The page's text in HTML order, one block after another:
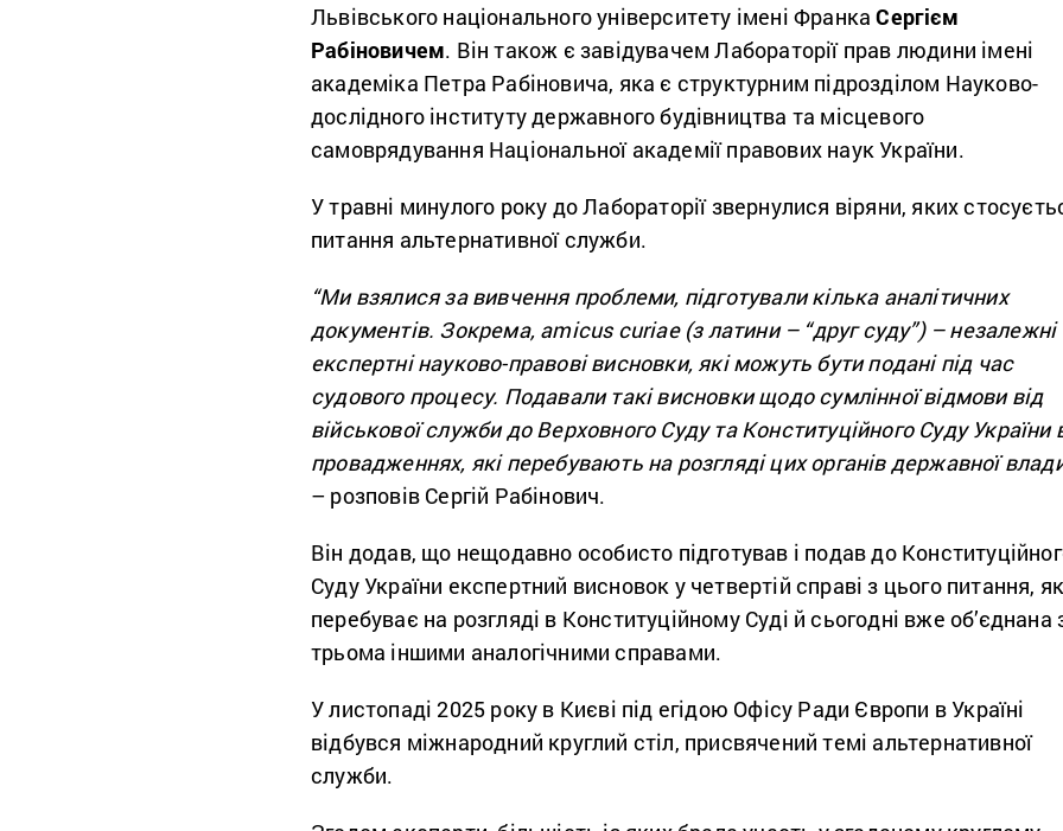
Львівського національного університету імені ФранкаСергієм
Рабіновичем. Він також є завідувачем Лабораторії прав людини імені
академіка Петра Рабіновича, яка є структурним підрозділом Науково-
дослідного інституту державного будівництва та місцевого
самоврядування Національної академії правових наук України.
У травні минулого року до Лабораторії звернулися віряни, яких
питання альтернативної служби.
“Ми взялися за вивчення проблеми, підготували кілька аналітичних
документів. Зокрема, amicus curiae (з латини – “друг суду”) – незалежні
експертні науково-правові висновки, які можуть бути подані під час
судового процесу. Подавали такі висновки щодо сумлінної відмови від
військової служби до Верховного Суду та Конституційного Суду України
провадженнях, які перебувають на розгляді цих органів державної
– розповів Сергій Рабінович.
Він додав, що нещодавно особисто підготував і подав до
Суду України експертний висновок у четвертій справі з цього питання,
перебуває на розгляді в Конституційному Суді й сьогодні вже об’єднана
трьома іншими аналогічними справами.
У листопаді 2025 року в Києві під егідою Офісу Ради Європи в Україні
відбувся міжнародний круглий стіл, присвячений темі альтернативної
служби.